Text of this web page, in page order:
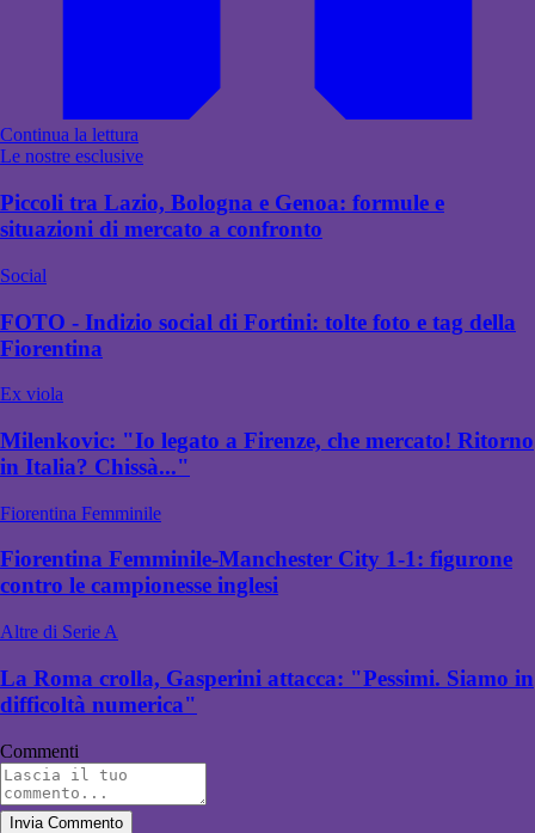
Continua la lettura
Le nostre esclusive
Piccoli tra Lazio, Bologna e Genoa: formule e
situazioni di mercato a confronto
Social
FOTO - Indizio social di Fortini: tolte foto e tag della
Fiorentina
Ex viola
Milenkovic: "Io legato a Firenze, che mercato! Ritorno
in Italia? Chissà..."
Fiorentina Femminile
Fiorentina Femminile-Manchester City 1-1: figurone
contro le campionesse inglesi
Altre di Serie A
La Roma crolla, Gasperini attacca: "Pessimi. Siamo in
difficoltà numerica"
Commenti
Invia Commento